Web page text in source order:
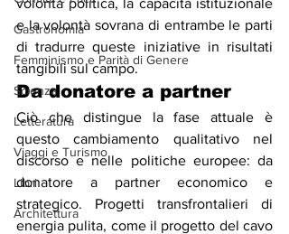
Gastronomia
Femminismo e Parità di Genere
Scienza
Letteratura
Viaggi e Turismo
Libri
Architettura
e la volontà sovrana di entrambe le parti
di tradurre queste iniziative in risultati
tangibili sul campo.
Da donatore a partner
Ciò che distingue la fase attuale è
questo cambiamento qualitativo nel
discorso e nelle politiche europee: da
donatore a partner economico e
strategico. Progetti transfrontalieri di
energia pulita, come il progetto del cavo